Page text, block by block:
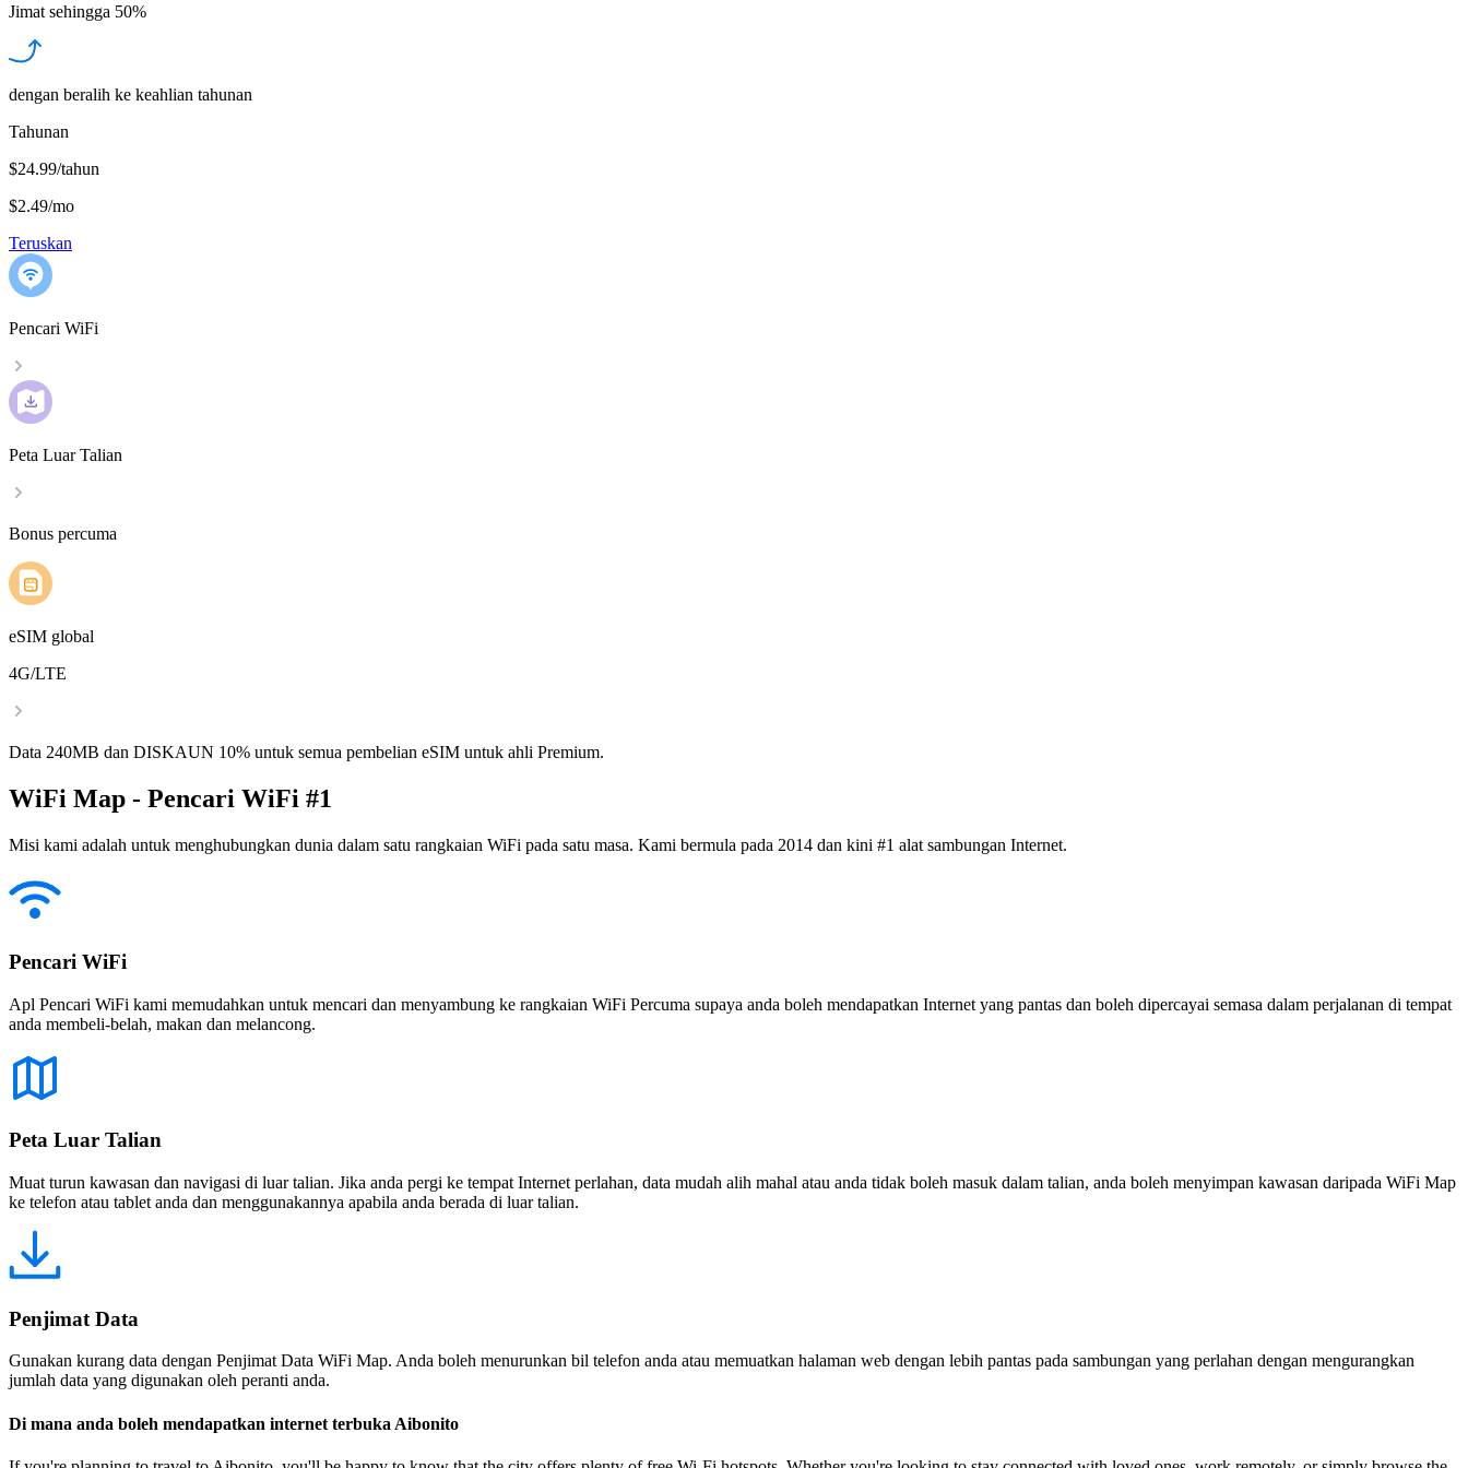
Jimat sehingga 50%
dengan beralih ke keahlian tahunan
Tahunan
$24.99/tahun
$2.49/mo
Teruskan
Pencari WiFi
Peta Luar Talian
Bonus percuma
eSIM global
4G/LTE
Data 240MB dan DISKAUN 10% untuk semua pembelian eSIM untuk ahli Premium.
WiFi Map - Pencari WiFi #1
Misi kami adalah untuk menghubungkan dunia dalam satu rangkaian WiFi pada satu masa. Kami bermula pada 2014 dan kini #1 alat sambungan Internet.
Pencari WiFi
Apl Pencari WiFi kami memudahkan untuk mencari dan menyambung ke rangkaian WiFi Percuma supaya anda boleh mendapatkan Internet yang pantas dan boleh dipercayai semasa dalam perjalanan di tempat
anda membeli-belah, makan dan melancong.
Peta Luar Talian
Muat turun kawasan dan navigasi di luar talian. Jika anda pergi ke tempat Internet perlahan, data mudah alih mahal atau anda tidak boleh masuk dalam talian, anda boleh menyimpan kawasan daripada WiFi Map
ke telefon atau tablet anda dan menggunakannya apabila anda berada di luar talian.
Penjimat Data
Gunakan kurang data dengan Penjimat Data WiFi Map. Anda boleh menurunkan bil telefon anda atau memuatkan halaman web dengan lebih pantas pada sambungan yang perlahan dengan mengurangkan
jumlah data yang digunakan oleh peranti anda.
Di mana anda boleh mendapatkan internet terbuka Aibonito